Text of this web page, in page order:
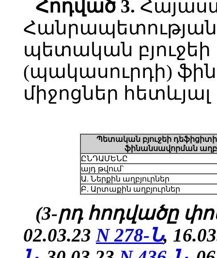
Հոդված 3.
Հանրապետության
պետական
(պակասուրդի)
միջոցներ հետևյալ
Պետական բյուջեի
ֆինանսավորման
ԸՆԴԱՄԵՆԸ
այդ թվում`
Ա. Ներքին աղբյուրներ
Բ. Արտաքին աղբյուրներ
(3-րդ հոդվածը
02.03.23 N 278-Ն,